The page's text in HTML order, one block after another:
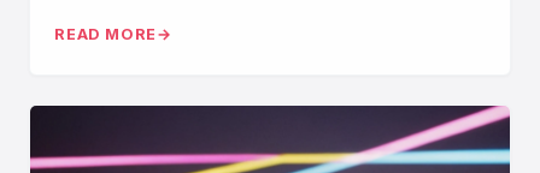
READ MORE